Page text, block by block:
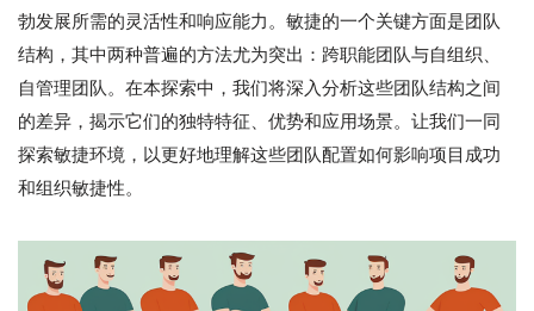
勃发展所需的灵活性和响应能力。敏捷的一个关键方面是团队
结构，其中两种普遍的方法尤为突出：跨职能团队与自组织、
自管理团队。在本探索中，我们将深入分析这些团队结构之间
的差异，揭示它们的独特特征、优势和应用场景。让我们一同
探索敏捷环境，以更好地理解这些团队配置如何影响项目成功
和组织敏捷性。